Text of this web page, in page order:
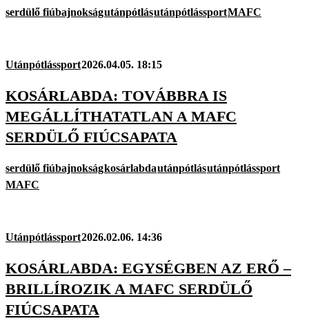
serdülő fiúbajnokságutánpótlásutánpótlássportMAFC
Utánpótlássport2026.04.05. 18:15
KOSÁRLABDA: TOVÁBBRA IS
MEGÁLLÍTHATATLAN A MAFC
SERDÜLŐ FIÚCSAPATA
serdülő fiúbajnokságkosárlabdautánpótlásutánpótlássport
MAFC
Utánpótlássport2026.02.06. 14:36
KOSÁRLABDA: EGYSÉGBEN AZ ERŐ –
BRILLÍROZIK A MAFC SERDÜLŐ
FIÚCSAPATA